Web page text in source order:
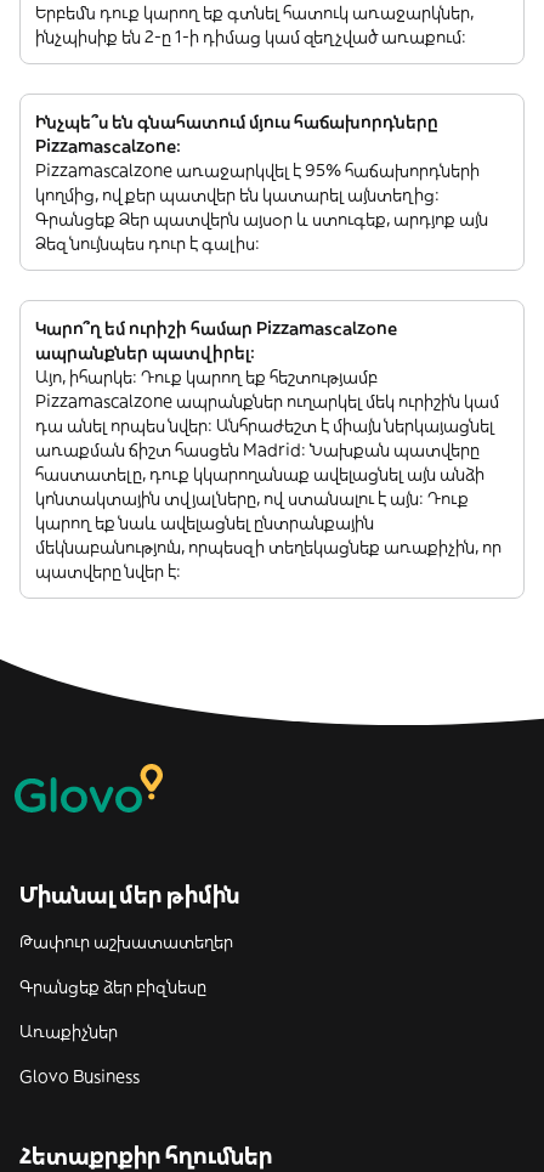
Երբեմն դուք կարող եք գտնել հատուկ առաջարկներ,
ինչպիսիք են 2-ը 1-ի դիմաց կամ զեղչված առաքում:
Ինչպե՞ս են գնահատում մյուս հաճախորդները
Pizzamascalzone:
Pizzamascalzone առաջարկվել է 95% հաճախորդների
կողմից, ովքեր պատվեր են կատարել այնտեղից:
Գրանցեք Ձեր պատվերն այսօր և ստուգեք, արդյոք այն
Ձեզ նույնպես դուր է գալիս:
Կարո՞ղ եմ ուրիշի համար Pizzamascalzone
ապրանքներ պատվիրել:
Այո, իհարկե: Դուք կարող եք հեշտությամբ
Pizzamascalzone ապրանքներ ուղարկել մեկ ուրիշին կամ
դա անել որպես նվեր: Անհրաժեշտ է միայն ներկայացնել
առաքման ճիշտ հասցեն Madrid: Նախքան պատվերը
հաստատելը, դուք կկարողանաք ավելացնել այն անձի
կոնտակտային տվյալները, ով ստանալու է այն: Դուք
կարող եք նաև ավելացնել ընտրանքային
մեկնաբանություն, որպեսզի տեղեկացնեք առաքիչին, որ
պատվերը նվեր է:
Միանալ մեր թիմին
Թափուր աշխատատեղեր
Գրանցեք ձեր բիզնեսը
Առաքիչներ
Glovo Business
Հետաքրքիր հղումներ